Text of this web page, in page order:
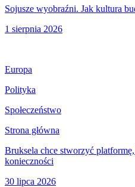
Sojusze wyobraźni. Jak kultura
1 sierpnia 2026
Europa
Polityka
Społeczeństwo
Strona główna
Bruksela chce stworzyć
konieczności
30 lipca 2026